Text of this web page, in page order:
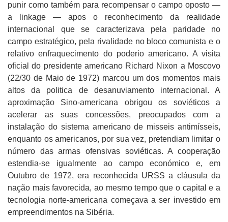
punir como também para recompensar o campo oposto —
a linkage — apos o reconhecimento da realidade
internacional que se caracterizava pela paridade no
campo estratégico, pela rivalidade no bloco comunista e o
relativo enfraquecimento do poderio americano. A visita
oficial do presidente americano Richard Nixon a Moscovo
(22/30 de Maio de 1972) marcou um dos momentos mais
altos da politica de desanuviamento internacional. A
aproximação Sino-americana obrigou os soviéticos a
acelerar as suas concessões, preocupados com a
instalação do sistema americano de misseis antimísseis,
enquanto os americanos, por sua vez, pretendiam limitar o
número das armas ofensivas soviéticas. A cooperação
estendia-se igualmente ao campo económico e, em
Outubro de 1972, era reconhecida URSS a cláusula da
nação mais favorecida, ao mesmo tempo que o capital e a
tecnologia norte-americana começava a ser investido em
empreendimentos na Sibéria.